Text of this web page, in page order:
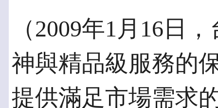
（2009年1月16日
神與精品級服務的
提供滿足市場需求